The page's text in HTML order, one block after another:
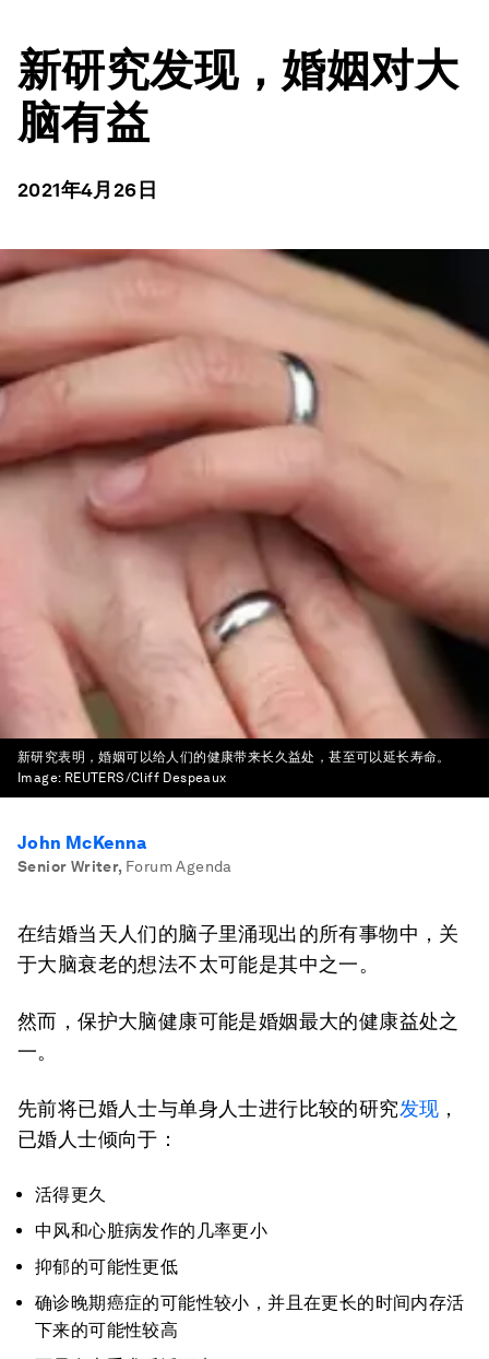
新研究发现，婚姻对大
脑有益
2021年4月26日
新研究表明，婚姻可以给人们的健康带来长久益处，甚至可以延长寿命。
Image: REUTERS/Cliff Despeaux
John McKenna
Senior Writer, Forum Agenda
在结婚当天人们的脑子里涌现出的所有事物中，关
于大脑衰老的想法不太可能是其中之一。
然而，保护大脑健康可能是婚姻最大的健康益处之
一。
先前将已婚人士与单身人士进行比较的研究发现 ，
已婚人士倾向于：
活得更久
中风和心脏病发作的几率更小
抑郁的可能性更低
确诊晚期癌症的可能性较小，并且在更长的时间内存活
下来的可能性较高